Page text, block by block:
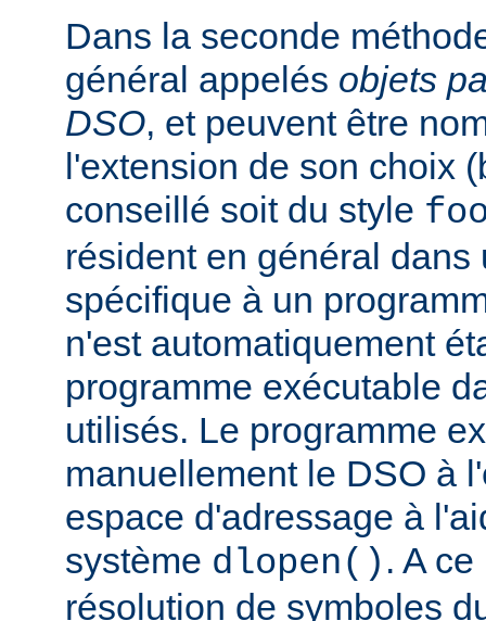
Dans la seconde
général appelés objets
DSO, et peuvent être
l'extension de son choix
conseillé soit du style
résident en général dans
spécifique à un
n'est automatiquement
programme exécutable
utilisés. Le programme
manuellement le DSO à
espace d'adressage à
système dlopen() . A
résolution de symboles